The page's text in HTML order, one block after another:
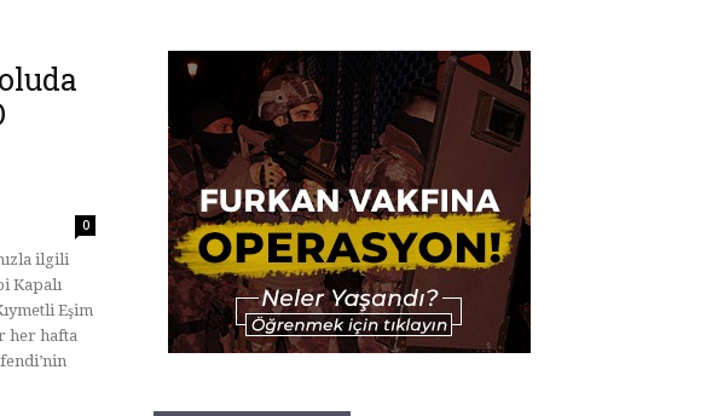
0
ilgili
Kapalı
Eşim
her hafta